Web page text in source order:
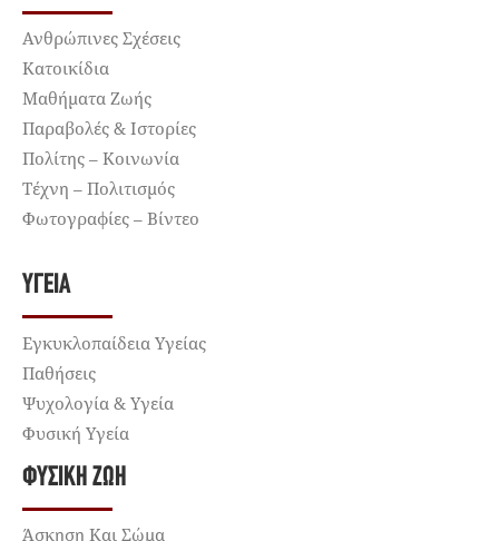
Ανθρώπινες Σχέσεις
Κατοικίδια
Μαθήματα Ζωής
Παραβολές & Ιστορίες
Πολίτης – Κοινωνία
Τέχνη – Πολιτισμός
Φωτογραφίες – Βίντεο
ΥΓΕΊΑ
Εγκυκλοπαίδεια Υγείας
Παθήσεις
Ψυχολογία & Υγεία
Φυσική Υγεία
ΦΥΣΙΚΉ ΖΩΉ
Άσκηση Και Σώμα